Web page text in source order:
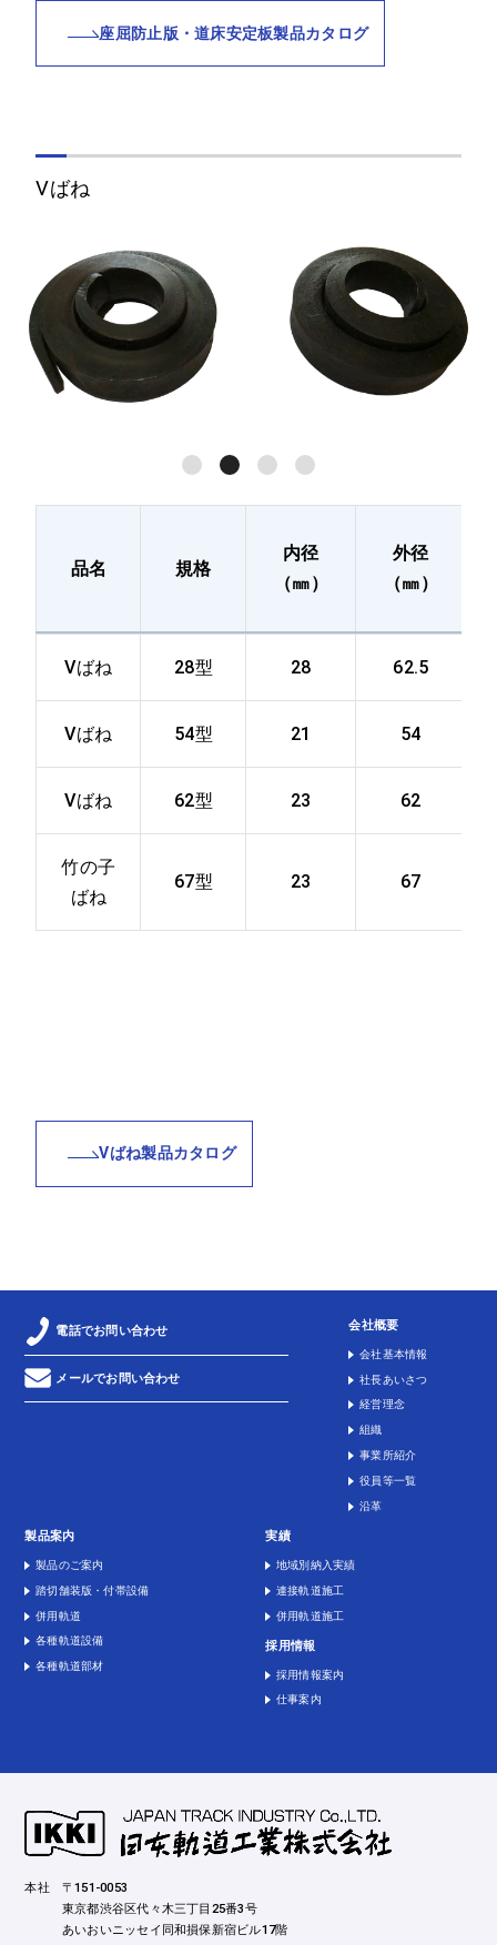
座屈防止版・道床安定板製品カタログ
Vばね
品名 規格
内径
（㎜）
外径
（㎜）
Ⅴばね 28型 28 62.5
Ⅴばね 54型 21 54
Ⅴばね 62型 23 62
竹の子
ばね
67型 23 67
Vばね製品カタログ
電話でお問い合わせ
メールでお問い合わせ
会社概要
会社基本情報
社長あいさつ
経営理念
組織
事業所紹介
役員等一覧
沿革
製品案内
製品のご案内
踏切舗装版・付帯設備
併用軌道
各種軌道設備
各種軌道部材
実績
地域別納入実績
連接軌道施工
併用軌道施工
採用情報
採用情報案内
仕事案内
本社
〒151-0053
東京都渋谷区代々木三丁目25番3号
あいおいニッセイ同和損保新宿ビル17階